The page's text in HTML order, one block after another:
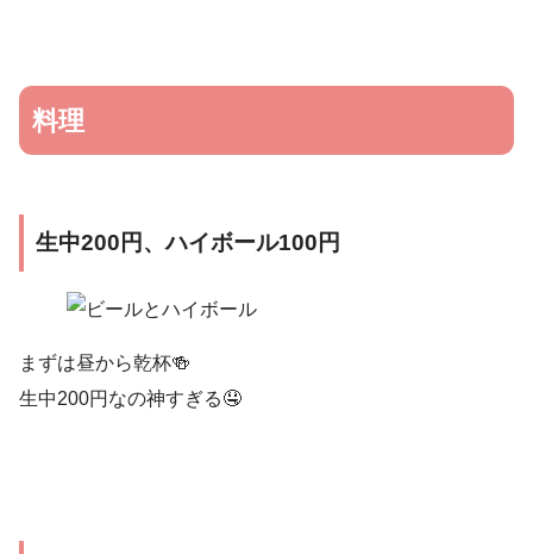
料理
生中200円、ハイボール100円
まずは昼から乾杯🍻
生中200円なの神すぎる🤤